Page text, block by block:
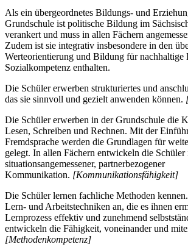
Als ein übergeordnetes Bildungs- und
Grundschule ist politische Bildung im
verankert und muss in allen Fächern
Zudem ist sie integrativ insbesondere in den
Werteorientierung und Bildung für
Sozialkompetenz enthalten.
Die Schüler erwerben strukturiertes und
das sie sinnvoll und gezielt anwenden können.
Die Schüler erwerben in der Grundschule die
Lesen, Schreiben und Rechnen. Mit der
Fremdsprache werden die Grundlagen für
gelegt. In allen Fächern entwickeln die
situationsangemessener, partnerbezogener
Kommunikation. [Kommunikationsfähigkeit]
Die Schüler lernen fachliche Methoden
Lern- und Arbeitstechniken an, die es ihnen
Lernprozess effektiv und zunehmend
entwickeln die Fähigkeit, voneinander und
[Methodenkompetenz]